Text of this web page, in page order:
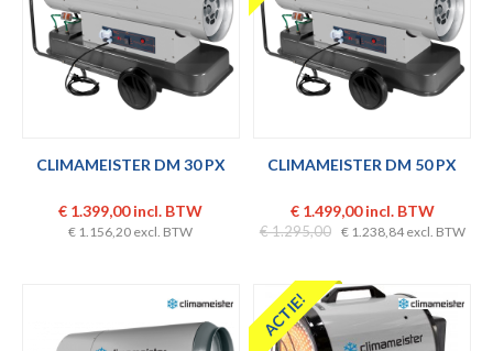
CLIMAMEISTER DM 30 PX
€ 1.399,00 incl. BTW
€ 1.156,20 excl. BTW
CLIMAMEISTER DM 50 PX
€ 1.499,00 incl. BTW
€ 1.295,00 € 1.238,84 excl. BTW
ACTIE!